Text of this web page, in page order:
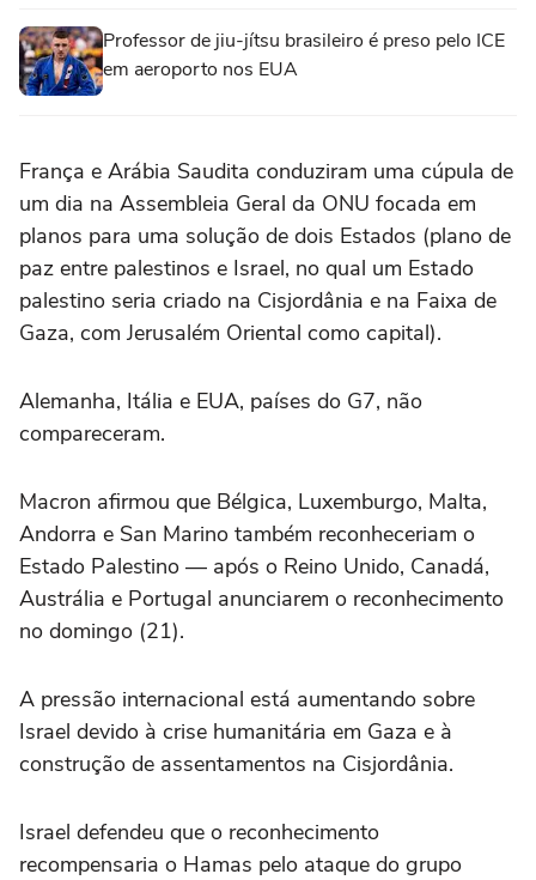
Professor de jiu-jítsu brasileiro é preso pelo ICE
em aeroporto nos EUA
França e Arábia Saudita conduziram uma cúpula de
um dia na Assembleia Geral da ONU focada em
planos para uma solução de dois Estados (plano de
paz entre palestinos e Israel, no qual um Estado
palestino seria criado na Cisjordânia e na Faixa de
Gaza, com Jerusalém Oriental como capital).
Alemanha, Itália e EUA, países do G7, não
compareceram.
Macron afirmou que Bélgica, Luxemburgo, Malta,
Andorra e San Marino também reconheceriam o
Estado Palestino — após o Reino Unido, Canadá,
Austrália e Portugal anunciarem o reconhecimento
no domingo (21).
A pressão internacional está aumentando sobre
Israel devido à crise humanitária em Gaza e à
construção de assentamentos na Cisjordânia.
Israel defendeu que o reconhecimento
recompensaria o Hamas pelo ataque do grupo